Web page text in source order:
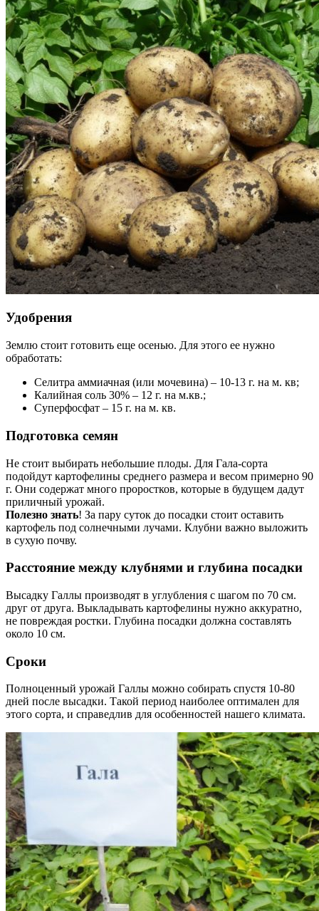
Удобрения
Землю стоит готовить еще осенью. Для этого ее нужно
обработать:
Селитра аммиачная (или мочевина) – 10-13 г. на м. кв;
Калийная соль 30% – 12 г. на м.кв.;
Суперфосфат – 15 г. на м. кв.
Подготовка семян
Не стоит выбирать небольшие плоды. Для Гала-сорта
подойдут картофелины среднего размера и весом примерно 90
г. Они содержат много проростков, которые в будущем дадут
приличный урожай.
Полезно знать! За пару суток до посадки стоит оставить
картофель под солнечными лучами. Клубни важно выложить
в сухую почву.
Расстояние между клубнями и глубина посадки
Высадку Галлы производят в углубления с шагом по 70 см.
друг от друга. Выкладывать картофелины нужно аккуратно,
не повреждая ростки. Глубина посадки должна составлять
около 10 см.
Сроки
Полноценный урожай Галлы можно собирать спустя 10-80
дней после высадки. Такой период наиболее оптимален для
этого сорта, и справедлив для особенностей нашего климата.